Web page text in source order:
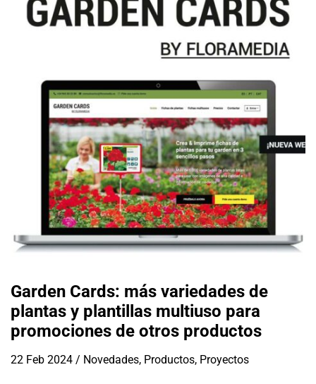
Garden Cards: más variedades de
plantas y plantillas multiuso para
promociones de otros productos
22 Feb 2024 / Novedades, Productos, Proyectos